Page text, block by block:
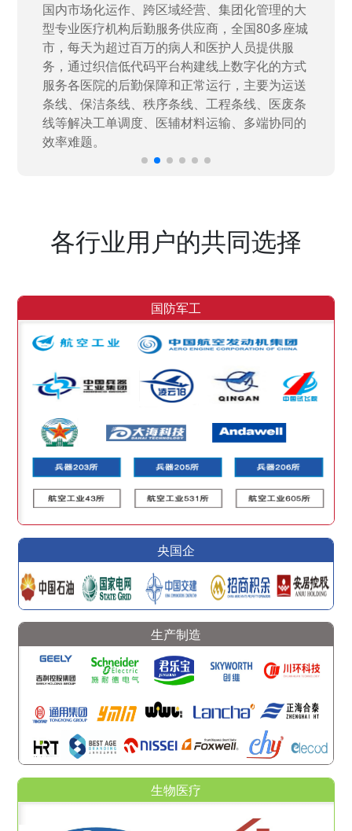
集团化管理的大
，全国80多座城
护人员提供服
上数字化的方式
行，主要为运送
程条线、医废条
输、多端协同的
国家“一五”期间156个重点项目之一
高新技术企业，在信息化升级建设
量“小、散、碎”的信息化需求，需要
力资源进行开发，通过引入织信低
决当下遇到的各类业务难题，提升
效率。
各行业用户的共同选择
国防军工
央国企
生产制造
生物医疗